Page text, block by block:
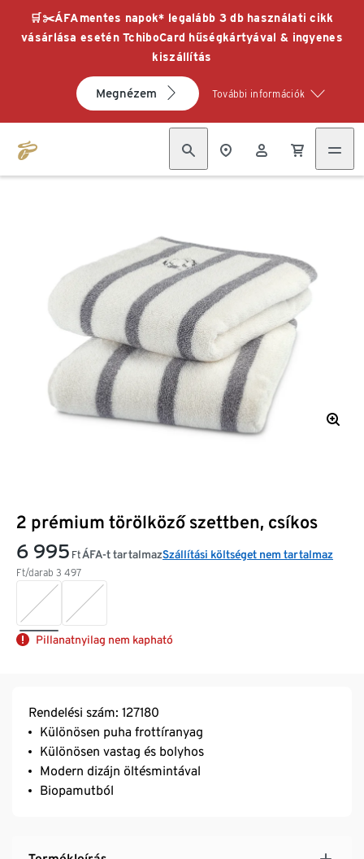
🛒✂️ÁFAmentes napok* legalább 3 db használati cikk
vásárlása esetén TchiboCard hűségkártyával & ingyenes
kiszállítás
Megnézem További információk
2 prémium törölköző szettben, csíkos
6 995 Ft
Ft/darab 3 497
ÁFA-t tartalmazSzállítási költséget nem tartalmaz
Pillanatnyilag nem kapható
Rendelési szám: 127180
Különösen puha frottíranyag
Különösen vastag és bolyhos
Modern dizájn öltésmintával
Biopamutból